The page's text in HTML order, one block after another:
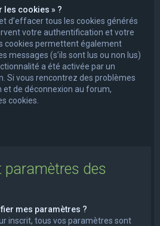
les cookies » ?
d’effacer tous les cookies générés
votre authentification et votre
cookies permettent également
messages (s’ils sont lus ou non lus)
a été activée par un
Si vous rencontrez des problèmes
et de déconnexion au forum,
cookies.
paramètres des
mes paramètres ?
inscrit, tous vos paramètres sont